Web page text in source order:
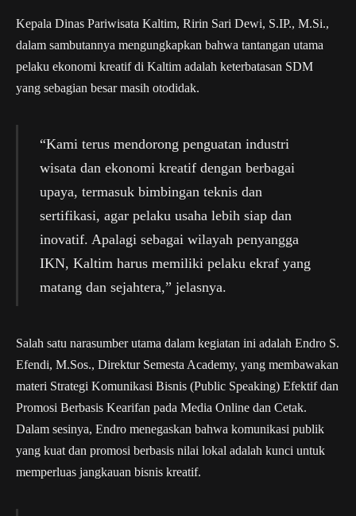
Kepala Dinas Pariwisata Kaltim, Ririn Sari Dewi, S.IP., M.Si.,
dalam sambutannya mengungkapkan bahwa tantangan utama
pelaku ekonomi kreatif di Kaltim adalah keterbatasan SDM
yang sebagian besar masih otodidak.
“Kami terus mendorong penguatan industri
wisata dan ekonomi kreatif dengan berbagai
upaya, termasuk bimbingan teknis dan
sertifikasi, agar pelaku usaha lebih siap dan
inovatif. Apalagi sebagai wilayah penyangga
IKN, Kaltim harus memiliki pelaku ekraf yang
matang dan sejahtera,” jelasnya.
Salah satu narasumber utama dalam kegiatan ini adalah Endro S.
Efendi, M.Sos., Direktur Semesta Academy, yang membawakan
materi Strategi Komunikasi Bisnis (Public Speaking) Efektif dan
Promosi Berbasis Kearifan pada Media Online dan Cetak.
Dalam sesinya, Endro menegaskan bahwa komunikasi publik
yang kuat dan promosi berbasis nilai lokal adalah kunci untuk
memperluas jangkauan bisnis kreatif.